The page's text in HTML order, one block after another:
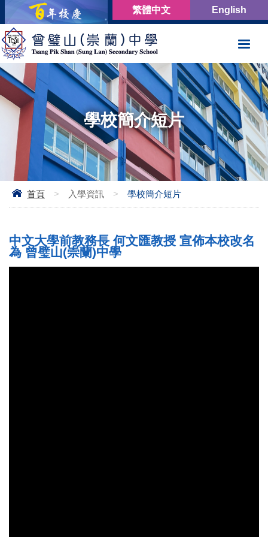
English
繁體中文
學校簡介短片
首頁 > 入學資訊 > 學校簡介短片
中文大學前教務長 何文匯教授 宣佈本校改名
為 曾璧山(崇蘭)中學